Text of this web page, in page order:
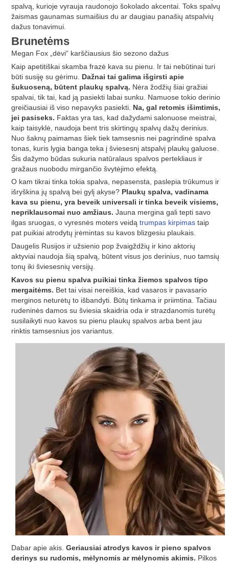
spalvą, kurioje vyrauja raudonojo šokolado akcentai. Toks spalvų
žaismas gaunamas sumaišius du ar daugiau panašių atspalvių
dažus tonavimui.
Brunetėms
Megan Fox „dėvi“ karščiausius šio sezono dažus
Kaip apetitiškai skamba frazė kava su pienu. Ir tai nebūtinai turi
būti susiję su gėrimu. Dažnai tai galima išgirsti apie
šukuoseną, būtent plaukų spalvą. Nėra žodžių šiai gražiai
spalvai, tik tai, kad ją pasiekti labai sunku. Namuose tokio derinio
greičiausiai iš viso nepavyks pasiekti. Na, gal retomis išimtimis,
jei pasiseks. Faktas yra tas, kad dažydami salonuose meistrai,
kaip taisyklė, naudoja bent tris skirtingų spalvų dažų derinius.
Nuo šaknų paimamas šiek tiek tamsesnis nei pagrindinė spalva
tonas, kuris lygia banga teka į šviesesnį atspalvį plaukų galuose.
Šis dažymo būdas sukuria natūralaus spalvos pertekliaus ir
gražaus nuobodu mirgančio švytėjimo efektą.
O kam tikrai tinka tokia spalva, nepasensta, paslepia trūkumus ir
išryškina jų spalvą bei gylį akyse? Plaukų spalva, vadinama
kava su pienu, yra beveik universali ir tinka beveik visiems,
nepriklausomai nuo amžiaus. Jauna mergina gali tepti savo
ilgas sruogas, o vyresnės moters veidą trumpas kirpimas taip
pat puikiai atrodytų įrėmintas su kavos blizgesiu plaukais.
Daugelis Rusijos ir užsienio pop žvaigždžių ir kino aktorių
aktyviai naudoja šią spalvą, būtent visus jos derinius, nuo tamsių
tonų iki šviesesnių versijų.
Kavos su pienu spalva puikiai tinka žiemos spalvos tipo
mergaitėms. Bet tai visai nereiškia, kad vasaros ir pavasario
merginos neturėtų to išbandyti. Būtų tinkama ir priimtina. Tačiau
rudeninės damos su šviesia skaidria oda ir strazdanomis turėtų
susilaikyti nuo kavos su pienu plaukų spalvos arba bent jau
rinktis tamsesnius jos variantus.
Dabar apie akis. Geriausiai atrodys kavos ir pieno spalvos
derinys su rudomis, mėlynomis ar mėlynomis akimis. Pilkos